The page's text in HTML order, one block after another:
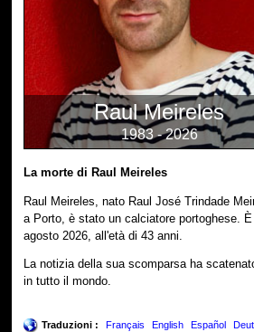
Raul Meireles
1983 - 2026
La morte di Raul Meireles
Raul Meireles, nato Raul José Trindade
a Porto, è stato un calciatore portoghese.
agosto 2026, all'età di 43 anni.
La notizia della sua scomparsa ha
in tutto il mondo.
Traduzioni : Français English Español